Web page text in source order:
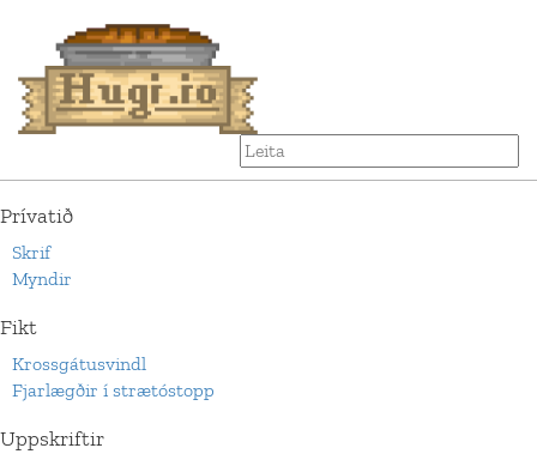
Prívatið
Skrif
Myndir
Fikt
Krossgátusvindl
Fjarlægðir í strætóstopp
Uppskriftir